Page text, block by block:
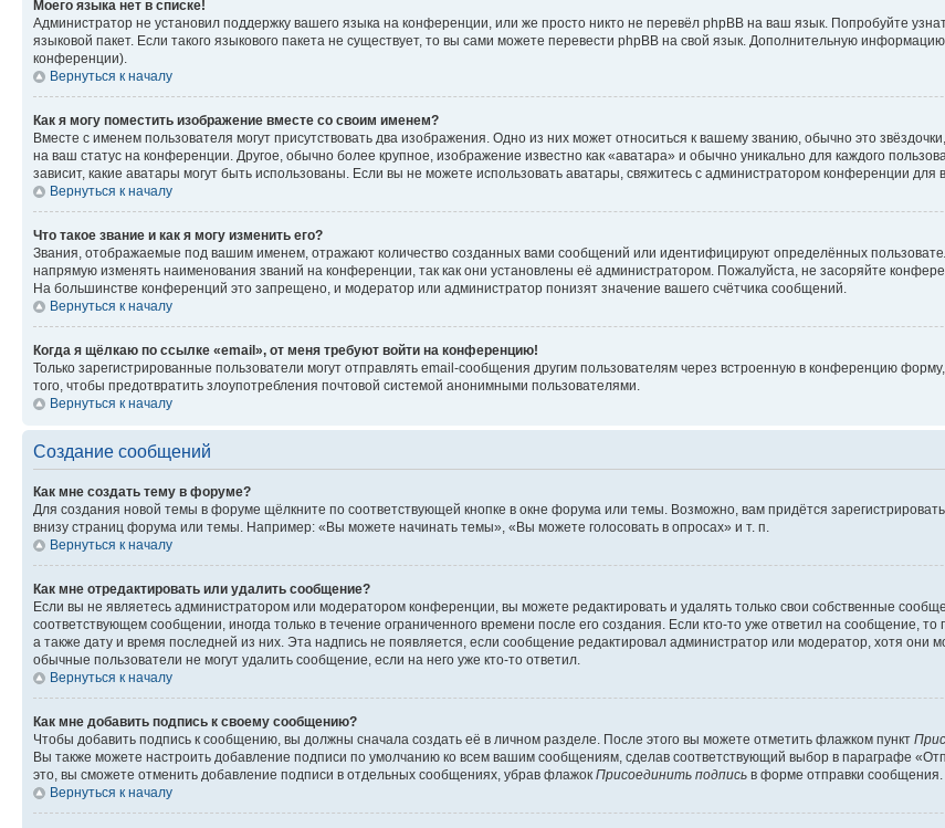
Моего языка нет в списке!
Администратор не установил поддержку вашего языка на конференции, или же просто никто не перевёл phpBB на ваш язык. Попробуйте
языковой пакет. Если такого языкового пакета не существует, то вы сами можете перевести phpBB на свой язык. Дополнительную
конференции).
Вернуться к началу
Как я могу поместить изображение вместе со своим именем?
Вместе с именем пользователя могут присутствовать два изображения. Одно из них может относиться к вашему званию, обычно это
на ваш статус на конференции. Другое, обычно более крупное, изображение известно как «аватара» и обычно уникально для каждого
зависит, какие аватары могут быть использованы. Если вы не можете использовать аватары, свяжитесь с администратором конференции для
Вернуться к началу
Что такое звание и как я могу изменить его?
Звания, отображаемые под вашим именем, отражают количество созданных вами сообщений или идентифицируют определённых
напрямую изменять наименования званий на конференции, так как они установлены её администратором. Пожалуйста, не засоряйте
На большинстве конференций это запрещено, и модератор или администратор понизят значение вашего счётчика сообщений.
Вернуться к началу
Когда я щёлкаю по ссылке «email», от меня требуют войти на конференцию!
Только зарегистрированные пользователи могут отправлять email-сообщения другим пользователям через встроенную в конференцию
того, чтобы предотвратить злоупотребления почтовой системой анонимными пользователями.
Вернуться к началу
Создание сообщений
Как мне создать тему в форуме?
Для создания новой темы в форуме щёлкните по соответствующей кнопке в окне форума или темы. Возможно, вам придётся
внизу страниц форума или темы. Например: «Вы можете начинать темы», «Вы можете голосовать в опросах» и т. п.
Вернуться к началу
Как мне отредактировать или удалить сообщение?
Если вы не являетесь администратором или модератором конференции, вы можете редактировать и удалять только свои собственные
соответствующем сообщении, иногда только в течение ограниченного времени после его создания. Если кто-то уже ответил на сообщение,
а также дату и время последней из них. Эта надпись не появляется, если сообщение редактировал администратор или модератор, хотя они
обычные пользователи не могут удалить сообщение, если на него уже кто-то ответил.
Вернуться к началу
Как мне добавить подпись к своему сообщению?
Чтобы добавить подпись к сообщению, вы должны сначала создать её в личном разделе. После этого вы можете отметить флажком пункт
Вы также можете настроить добавление подписи по умолчанию ко всем вашим сообщениям, сделав соответствующий выбор в параграфе
это, вы сможете отменить добавление подписи в отдельных сообщениях, убрав флажок Присоединить подпись в форме отправки сообщения.
Вернуться к началу